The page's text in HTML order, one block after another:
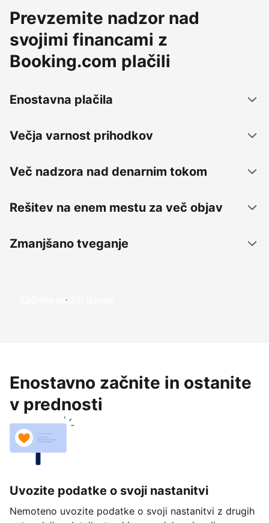
Prevzemite nadzor nad
svojimi financami z
Booking.com plačili
Enostavna plačila
Večja varnost prihodkov
Več nadzora nad denarnim tokom
Rešitev na enem mestu za več objav
Zmanjšano tveganje
Začnite služiti danes
Enostavno začnite in ostanite
v prednosti
Uvozite podatke o svoji nastanitvi
Nemoteno uvozite podatke o svoji nastanitvi z drugih